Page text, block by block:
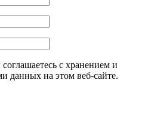
с хранением и
данных на этом веб-сайте.